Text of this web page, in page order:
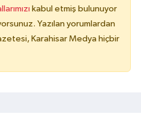
kabul etmiş bulunuyor
Yazılan yorumlardan
Karahisar Medya hiçbir